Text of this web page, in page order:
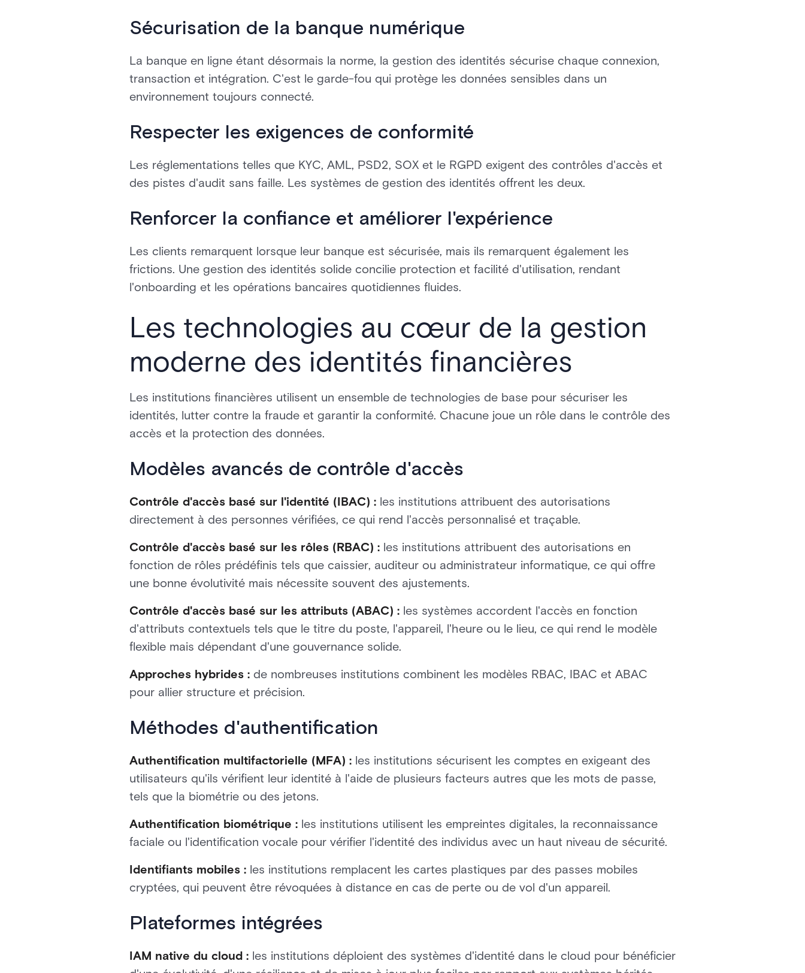
Sécurisation de la banque numérique
La banque en ligne étant désormais la norme, la gestion des identités sécurise chaque connexion,
transaction et intégration. C'est le garde-fou qui protège les données sensibles dans un
environnement toujours connecté.
Respecter les exigences de conformité
Les réglementations telles que KYC, AML, PSD2, SOX et le RGPD exigent des contrôles d'accès et
des pistes d'audit sans faille. Les systèmes de gestion des identités offrent les deux.
Renforcer la confiance et améliorer l'expérience
Les clients remarquent lorsque leur banque est sécurisée, mais ils remarquent également les
frictions. Une gestion des identités solide concilie protection et facilité d'utilisation, rendant
l'onboarding et les opérations bancaires quotidiennes fluides.
Les technologies au cœur de la gestion
moderne des identités financières
Les institutions financières utilisent un ensemble de technologies de base pour sécuriser les
identités, lutter contre la fraude et garantir la conformité. Chacune joue un rôle dans le contrôle des
accès et la protection des données.
Modèles avancés de contrôle d'accès
Contrôle d'accès basé sur l'identité (IBAC) : les institutions attribuent des autorisations
directement à des personnes vérifiées, ce qui rend l'accès personnalisé et traçable.
Contrôle d'accès basé sur les rôles (RBAC) : les institutions attribuent des autorisations en
fonction de rôles prédéfinis tels que caissier, auditeur ou administrateur informatique, ce qui offre
une bonne évolutivité mais nécessite souvent des ajustements.
Contrôle d'accès basé sur les attributs (ABAC) : les systèmes accordent l'accès en fonction
d'attributs contextuels tels que le titre du poste, l'appareil, l'heure ou le lieu, ce qui rend le modèle
flexible mais dépendant d'une gouvernance solide.
Approches hybrides : de nombreuses institutions combinent les modèles RBAC, IBAC et ABAC
pour allier structure et précision.
Méthodes d'authentification
Authentification multifactorielle (MFA) : les institutions sécurisent les comptes en exigeant des
utilisateurs qu'ils vérifient leur identité à l'aide de plusieurs facteurs autres que les mots de passe,
tels que la biométrie ou des jetons.
Authentification biométrique : les institutions utilisent les empreintes digitales, la reconnaissance
faciale ou l'identification vocale pour vérifier l'identité des individus avec un haut niveau de sécurité.
Identifiants mobiles : les institutions remplacent les cartes plastiques par des passes mobiles
cryptées, qui peuvent être révoquées à distance en cas de perte ou de vol d'un appareil.
Plateformes intégrées
IAM native du cloud : les institutions déploient des systèmes d'identité dans le cloud pour bénéficier